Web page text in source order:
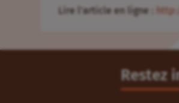
Lire l’article en ligne :
Restez